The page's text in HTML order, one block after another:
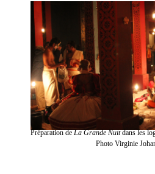
Préparation deLa Grande Nuitdans les
Photo Virginie